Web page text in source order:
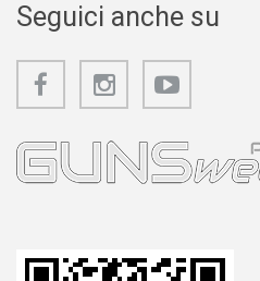
Seguici anche su